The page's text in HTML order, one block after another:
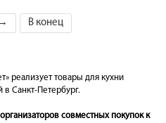
→ В конец
реализует товары для кухни
Санкт-Петербург.
совместных покупок к